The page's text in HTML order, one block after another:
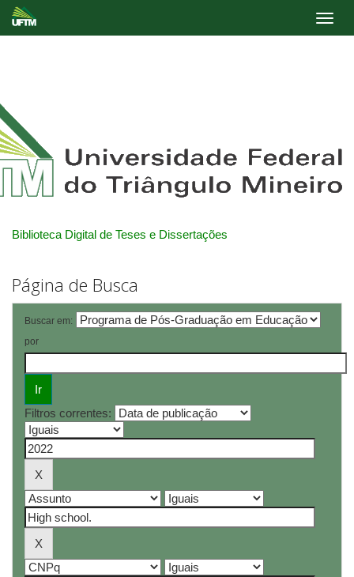
Biblioteca Digital de Teses e Dissertações
Página de Busca
Buscar em:
por
Filtros correntes: